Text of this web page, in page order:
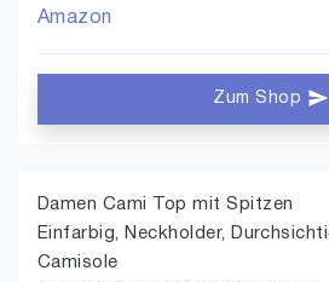
Amazon
Zum Shop
Damen Cami Top mit Spitzen
Einfarbig, Neckholder,
Camisole